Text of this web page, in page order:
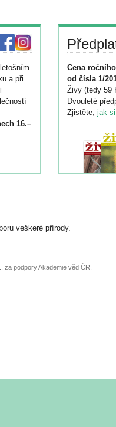
a při
16.–
Cena
od čísla 1/
Živy (tedy 59
Dvouleté
Zjistěte, jak
veškeré přírody.
za podpory Akademie věd ČR.